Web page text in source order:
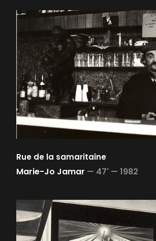
Rue de la samaritaine
Marie-Jo Jamar — 47' — 1982